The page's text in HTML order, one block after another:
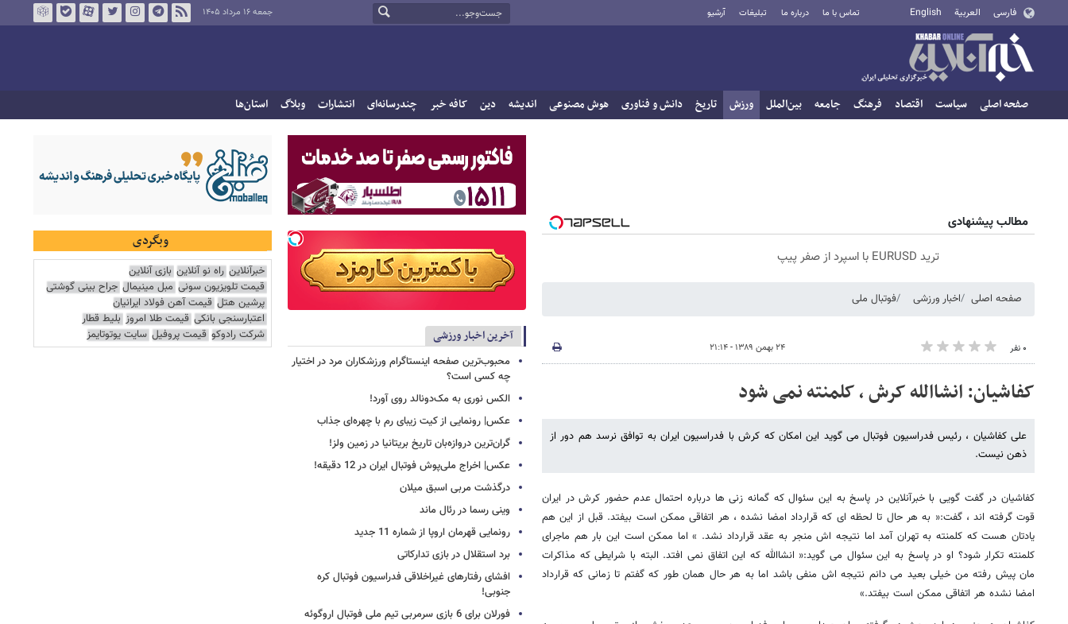
فارسی العربية English تماس با ما درباره ما تبلیغات آرشیو جمعه ۱۶ مرداد ۱۴۰۵
صفحه اصلی سیاست اقتصاد فرهنگ جامعه بین‌الملل ورزش تاریخ دانش و فناوری هوش مصنوعی اندیشه دین کافه خبر چندرسانه‌ای انتشارات وبلاگ استان‌ها
مطالب پیشنهادی
ترید EURUSD با اسپرد از صفر پیپ
صفحه اصلی اخبار ورزشی فوتبال ملی
۰ نفر ۲۴ بهمن ۱۳۸۹ - ۲۱:۱۴
کفاشیان: انشاالله کرش ، کلمنته نمی شود
علی کفاشیان ، رئیس فدراسیون فوتبال می گوید این امکان که کرش با فدراسیون ایران به توافق نرسد هم دور از
ذهن نیست.
کفاشیان در گفت گویی با خبرآنلاین در پاسخ به این سئوال که گمانه زنی ها درباره احتمال عدم حضور کرش در ایران
قوت گرفته اند ، گفت:« به هر حال تا لحظه ای که قرارداد امضا نشده ، هر اتفاقی ممکن است بیفتد. قبل از این هم
یادتان هست که کلمنته به تهران آمد اما نتیجه اش منجر به عقد قرارداد نشد. » اما ممکن است این بار هم ماجرای
کلمنته تکرار شود؟ او در پاسخ به این سئوال می گوید:« انشاالله که این اتفاق نمی افتد. البته با شرایطی که مذاکرات
مان پیش رفته من خیلی بعید می دانم نتیجه اش منفی باشد اما به هر حال همان طور که گفتم تا زمانی که قرارداد
امضا نشده هر اتفاقی ممکن است بیفتد.»
آخرین اخبار ورزشی
محبوب‌ترین صفحه اینستاگرام ورزشکاران مرد در اختیار
چه کسی است؟
الکس نوری به مک‌دونالد روی آورد!
عکس| رونمایی از کیت زیبای رم با چهره‌ای جذاب
گران‌ترین دروازه‌بان تاریخ بریتانیا در زمین ولز!
عکس| اخراج ملی‌پوش فوتبال ایران در 12 دقیقه!
درگذشت مربی اسبق میلان
وینی رسما در رئال ماند
رونمایی قهرمان اروپا از شماره 11 جدید
برد استقلال در بازی تدارکاتی
افشای رفتارهای غیراخلاقی فدراسیون فوتبال کره
جنوبی!
فورلان برای 6 بازی سرمربی تیم ملی فوتبال اروگوئه
وبگردی
خبرآنلاین راه نو آنلاین بازی آنلاین
قیمت تلویزیون سونی مبل مینیمال جراح بینی گوشتی
پرشین هتل قیمت آهن فولاد ایرانیان
اعتبارسنجی بانکی قیمت طلا امروز بلیط قطار
شرکت رادوکو قیمت پروفیل سایت یوتوتایمز